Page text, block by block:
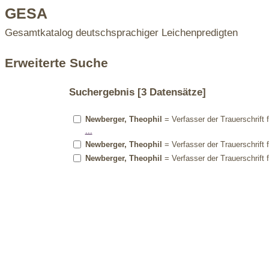
GESA
Gesamtkatalog deutschsprachiger Leichenpredigten
Erweiterte Suche
Suchergebnis[3 Datensätze]
Newberger, Theophil = Verfasser der Trauerschrift
Newberger, Theophil = Verfasser der Trauerschrift
Newberger, Theophil = Verfasser der Trauerschrift